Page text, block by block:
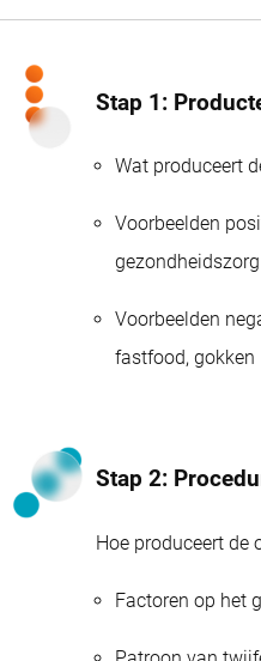
Stap 1:
Wat produceert
Voorbeelden
gezondheidszorg
Voorbeelden
fastfood, gokken
Stap 2:
Hoe produceert de
Factoren op het